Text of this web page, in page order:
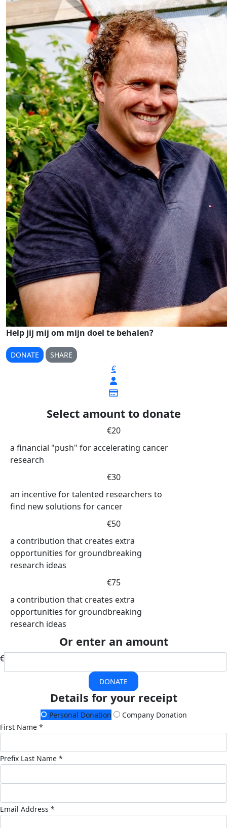
Help jij mij om mijn doel te behalen?
DONATE SHARE
€
Select amount to donate
€20
a financial "push" for accelerating cancer
research
€30
an incentive for talented researchers to
find new solutions for cancer
€50
a contribution that creates extra
opportunities for groundbreaking
research ideas
€75
a contribution that creates extra
opportunities for groundbreaking
research ideas
Or enter an amount
€
DONATE
Details for your receipt
Personal Donation
Company Donation
First Name *
Prefix Last Name *
Email Address *